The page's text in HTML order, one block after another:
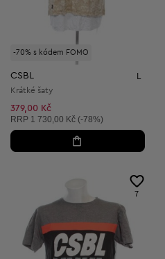
-70% s kódem FOMO
CSBL
Krátké šaty
379,00 Kč
Doporučená cena:
RRP 1 730,00 Kč (-78%)
7